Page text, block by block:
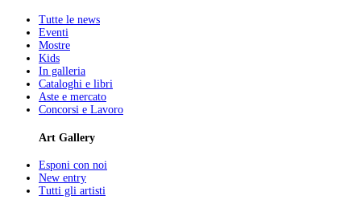
Tutte le news
Eventi
Mostre
Kids
In galleria
Cataloghi e libri
Aste e mercato
Concorsi e Lavoro
Art Gallery
Esponi con noi
New entry
Tutti gli artisti